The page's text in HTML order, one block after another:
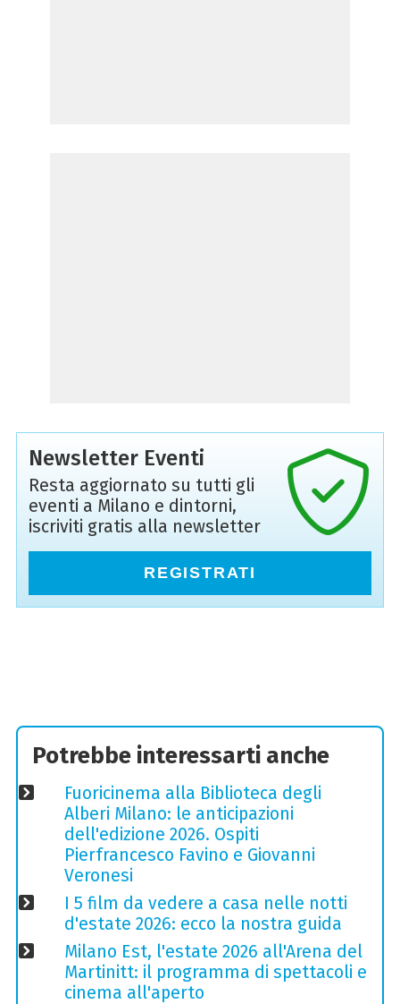
Newsletter Eventi
Resta aggiornato su tutti gli
eventi a Milano e dintorni,
iscriviti gratis alla newsletter
REGISTRATI
Potrebbe interessarti anche
Fuoricinema alla Biblioteca degli
Alberi Milano: le anticipazioni
dell'edizione 2026. Ospiti
Pierfrancesco Favino e Giovanni
Veronesi
I 5 film da vedere a casa nelle notti
d'estate 2026: ecco la nostra guida
Milano Est, l'estate 2026 all'Arena del
Martinitt: il programma di spettacoli e
cinema all'aperto